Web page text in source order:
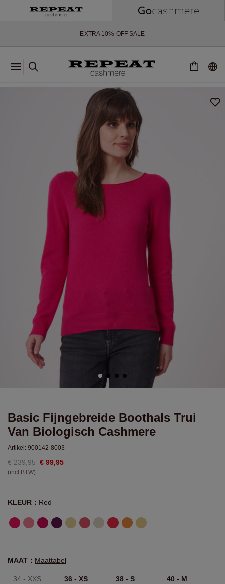
ZACHTE NIEUWE STIJLEN EN FRISSE KLEUREN VOOR HET KOMENDE
*UITZONDERINGEN KUNNEN VAN TOEPASSING ZIJN
ZACHTE NIEUWE STIJLEN EN FRISSE KLEUREN VOOR HET KOMENDE
EXTRA 10% OFF SALE
Basic Fijngebreide Boothals Trui
Van Biologisch Cashmere
Artikel: 900142-8003
€ 239,95 € 99,95
(incl BTW)
KLEUR： Red
MAAT： Maattabel
34 - XXS 36 - XS 38 - S 40 - M